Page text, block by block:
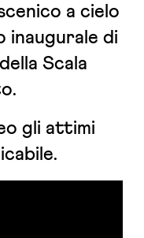
a cielo
di
Scala
gli attimi